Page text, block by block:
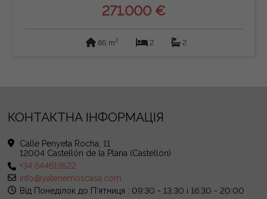
271.000 €
86 m2 2 2
КОНТАКТНА ІНФОРМАЦІЯ
Calle Penyeta Rocha, 11
12004 Castellón de la Plana (Castellón)
+34 644619522
info@yatenemoscasa.com
Від Понеділок до П'ятниця : 09:30 - 13:30 і 16:30 - 20:00